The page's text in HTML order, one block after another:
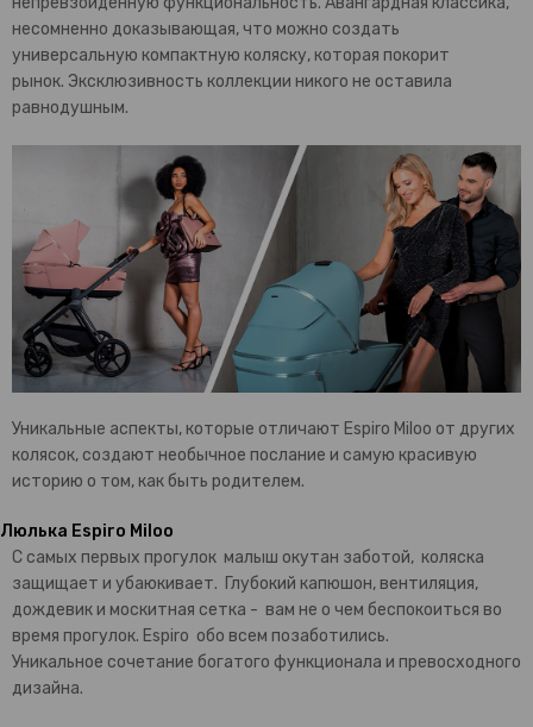
несомненно доказывающая, что можно создать
универсальную компактную коляску, которая покорит
рынок. Эксклюзивность коллекции никого не оставила
равнодушным.
Уникальные аспекты, которые отличают Espiro Miloo от других
колясок, создают необычное послание и самую красивую
историю о том, как быть родителем.
Люлька Espiro Miloo
С самых первых прогулок малыш окутан заботой, коляска
защищает и убаюкивает. Глубокий капюшон, вентиляция,
дождевик и москитная сетка - вам не о чем беспокоиться во
время прогулок. Espiro обо всем позаботились.
Уникальное сочетание богатого функционала и превосходного
дизайна.